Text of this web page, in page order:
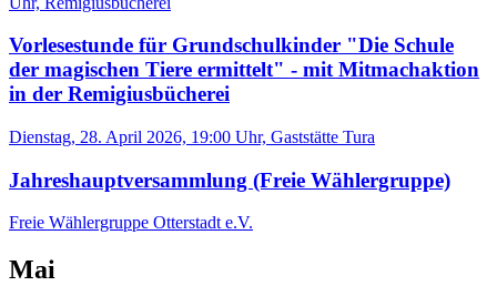
Vorlesestunde für Grundschulkinder "Die Schule
der magischen Tiere ermittelt" - mit Mitmachaktion
in der Remigiusbücherei
Dienstag, 28. April 2026, 19:00 Uhr, Gaststätte Tura
Jahreshauptversammlung (Freie Wählergruppe)
Freie Wählergruppe Otterstadt e.V.
Mai